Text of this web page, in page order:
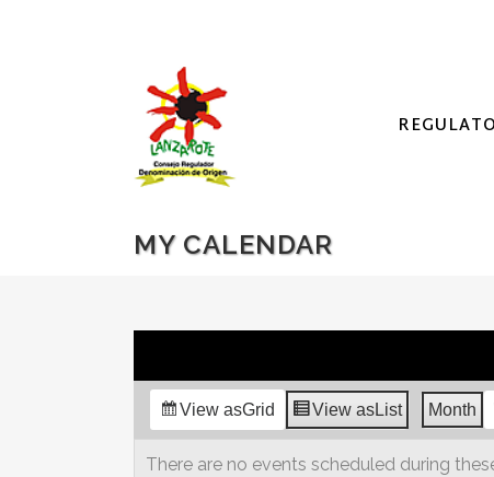
MY CALENDAR
View asGrid View asList Month
There are no events scheduled during